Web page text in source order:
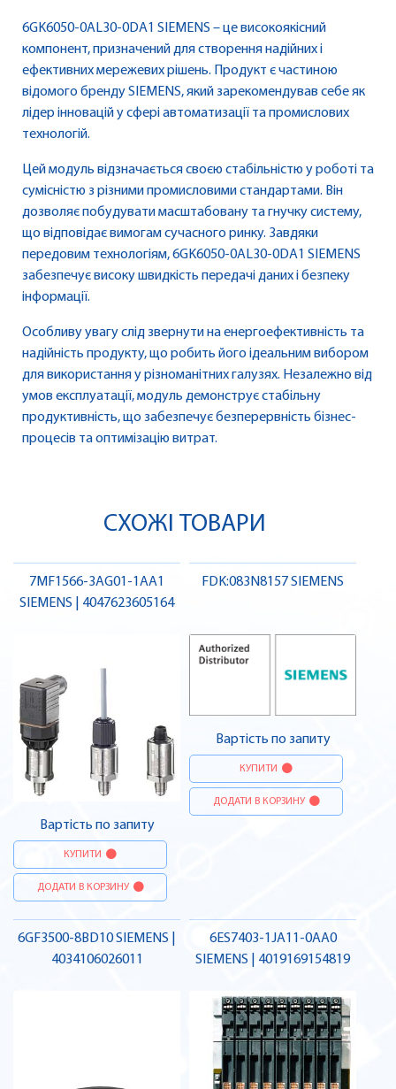
6GK6050-0AL30-0DA1 SIEMENS – це високоякісний
компонент, призначений для створення надійних і
ефективних мережевих рішень. Продукт є частиною
відомого бренду SIEMENS, який зарекомендував себе як
лідер інновацій у сфері автоматизації та промислових
технологій.
Цей модуль відзначається своєю стабільністю у роботі та
сумісністю з різними промисловими стандартами. Він
дозволяє побудувати масштабовану та гнучку систему,
що відповідає вимогам сучасного ринку. Завдяки
передовим технологіям, 6GK6050-0AL30-0DA1 SIEMENS
забезпечує високу швидкість передачі даних і безпеку
інформації.
Особливу увагу слід звернути на енергоефективність та
надійність продукту, що робить його ідеальним вибором
для використання у різноманітних галузях. Незалежно від
умов експлуатації, модуль демонструє стабільну
продуктивність, що забезпечує безперервність бізнес-
процесів та оптимізацію витрат.
СХОЖІ ТОВАРИ
7MF1566-3AG01-1AA1
SIEMENS | 4047623605164
Вартість по запиту
КУПИТИ
ДОДАТИ В КОРЗИНУ
FDK:083N8157 SIEMENS
Вартість по запиту
КУПИТИ
ДОДАТИ В КОРЗИНУ
6GF3500-8BD10 SIEMENS |
4034106026011
6ES7403-1JA11-0AA0
SIEMENS | 4019169154819